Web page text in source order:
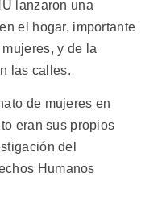
lanzaron una
el hogar, importante
y de la
las calles.
de mujeres en
eran sus propios
del
Humanos